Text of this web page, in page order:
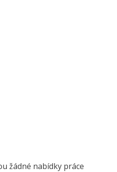
žádné nabídky práce